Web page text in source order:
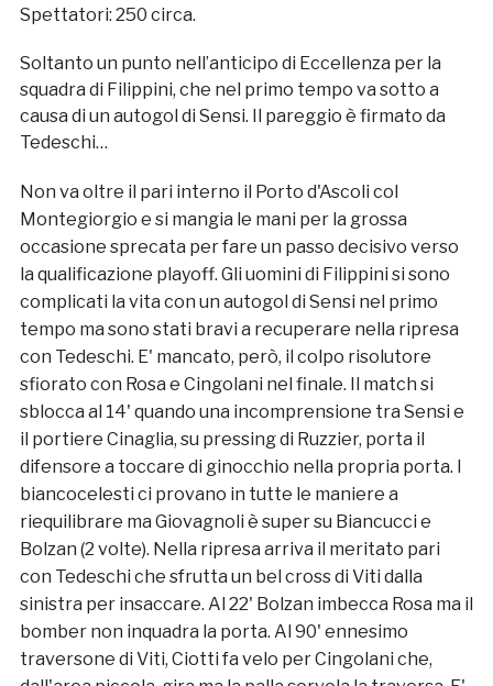
Spettatori: 250 circa.
Soltanto un punto nell’anticipo di Eccellenza per la
squadra di Filippini, che nel primo tempo va sotto a
causa di un autogol di Sensi. Il pareggio è firmato da
Tedeschi…
Non va oltre il pari interno il Porto d'Ascoli col
Montegiorgio e si mangia le mani per la grossa
occasione sprecata per fare un passo decisivo verso
la qualificazione playoff. Gli uomini di Filippini si sono
complicati la vita con un autogol di Sensi nel primo
tempo ma sono stati bravi a recuperare nella ripresa
con Tedeschi. E' mancato, però, il colpo risolutore
sfiorato con Rosa e Cingolani nel finale. Il match si
sblocca al 14' quando una incomprensione tra Sensi e
il portiere Cinaglia, su pressing di Ruzzier, porta il
difensore a toccare di ginocchio nella propria porta. I
biancocelesti ci provano in tutte le maniere a
riequilibrare ma Giovagnoli è super su Biancucci e
Bolzan (2 volte). Nella ripresa arriva il meritato pari
con Tedeschi che sfrutta un bel cross di Viti dalla
sinistra per insaccare. Al 22' Bolzan imbecca Rosa ma il
bomber non inquadra la porta. Al 90' ennesimo
traversone di Viti, Ciotti fa velo per Cingolani che,